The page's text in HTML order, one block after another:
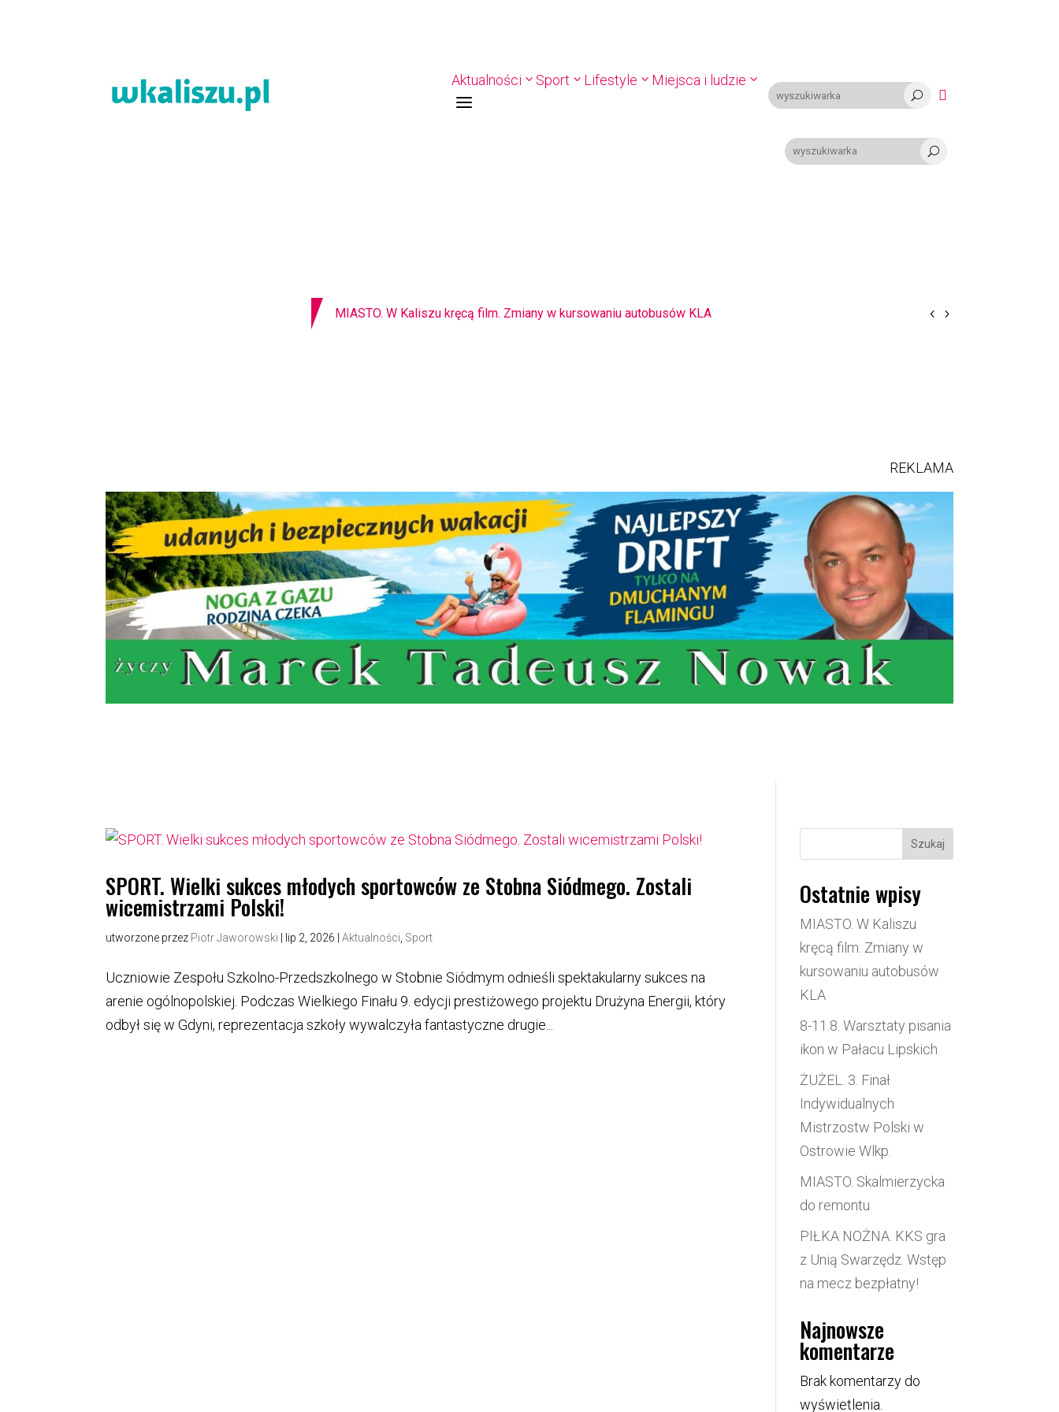
Aktualności Sport Lifestyle Miejsca i ludzie
a U 
U
8-11.8. Warsztaty pisania ikon w Pałacu Lipskich
REKLAMA
SPORT. Wielki sukces młodych sportowców ze Stobna Siódmego. Zostali
wicemistrzami Polski!
utworzone przez Piotr Jaworowski | lip 2, 2026 |Aktualności Sport
Uczniowie Zespołu Szkolno-Przedszkolnego w Stobnie Siódmym odnieśli spektakularny sukces na
arenie ogólnopolskiej. Podczas Wielkiego Finału 9. edycji prestiżowego projektu Drużyna Energii, który
odbył się w Gdyni, reprezentacja szkoły wywalczyła fantastyczne drugie...
Szukaj
Ostatnie wpisy
MIASTO. W Kaliszu
kręcą film. Zmiany w
kursowaniu autobusów
KLA
8-11.8. Warsztaty pisania
ikon w Pałacu Lipskich
ŻUŻEL. 3. Finał
Indywidualnych
Mistrzostw Polski w
Ostrowie Wlkp.
MIASTO. Skalmierzycka
do remontu
PIŁKA NOŻNA. KKS gra
z Unią Swarzędz. Wstęp
na mecz bezpłatny!
Najnowsze
komentarze
Brak komentarzy do
wyświetlenia.